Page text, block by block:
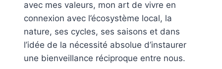
avec mes valeurs, mon art de vivre en
connexion avec l’écosystème local, la
nature, ses cycles, ses saisons et dans
l’idée de la nécessité absolue d’instaurer
une bienveillance réciproque entre nous.